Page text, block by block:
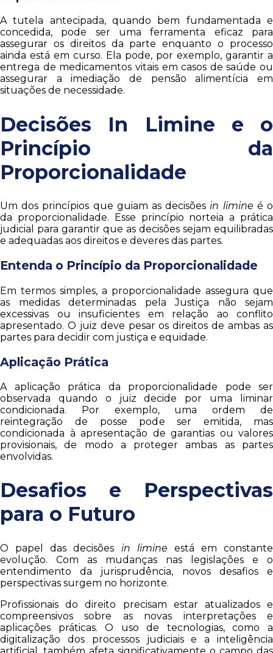
A tutela antecipada, quando bem fundamentada e
concedida, pode ser uma ferramenta eficaz para
assegurar os direitos da parte enquanto o processo
ainda está em curso. Ela pode, por exemplo, garantir a
entrega de medicamentos vitais em casos de saúde ou
assegurar a imediação de pensão alimentícia em
situações de necessidade.
Decisões In Limine e o
Princípio da
Proporcionalidade
Um dos princípios que guiam as decisõesin limine é o
da proporcionalidade. Esse princípio norteia a prática
judicial para garantir que as decisões sejam equilibradas
e adequadas aos direitos e deveres das partes.
Entenda o Princípio da Proporcionalidade
Em termos simples, a proporcionalidade assegura que
as medidas determinadas pela Justiça não sejam
excessivas ou insuficientes em relação ao conflito
apresentado. O juiz deve pesar os direitos de ambas as
partes para decidir com justiça e equidade.
Aplicação Prática
A aplicação prática da proporcionalidade pode ser
observada quando o juiz decide por uma liminar
condicionada. Por exemplo, uma ordem de
reintegração de posse pode ser emitida, mas
condicionada à apresentação de garantias ou valores
provisionais, de modo a proteger ambas as partes
envolvidas.
Desafios e Perspectivas
para o Futuro
O papel das decisões in limine está em constante
evolução. Com as mudanças nas legislações e o
entendimento da jurisprudência, novos desafios e
perspectivas surgem no horizonte.
Profissionais do direito precisam estar atualizados e
compreensivos sobre as novas interpretações e
aplicações práticas. O uso de tecnologias, como a
digitalização dos processos judiciais e a inteligência